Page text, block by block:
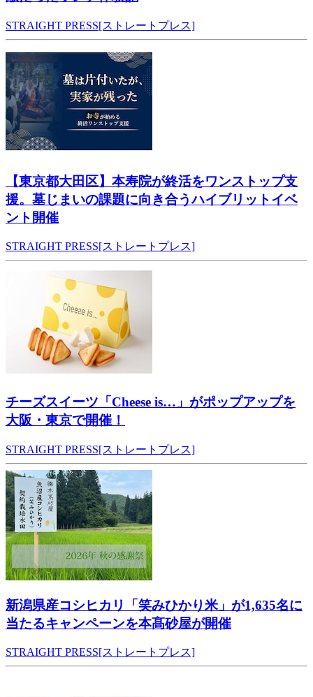
STRAIGHT PRESS[ストレートプレス]
【東京都大田区】本寿院が終活をワンストップ支
援。墓じまいの課題に向き合うハイブリットイベ
ント開催
STRAIGHT PRESS[ストレートプレス]
チーズスイーツ「Cheese is…」がポップアップを
大阪・東京で開催！
STRAIGHT PRESS[ストレートプレス]
新潟県産コシヒカリ「笑みひかり米」が1,635名に
当たるキャンペーンを本髙砂屋が開催
STRAIGHT PRESS[ストレートプレス]